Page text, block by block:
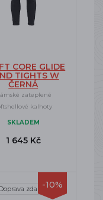
CORE GLIDE
TIGHTS W
ČERNÁ
zateplené
kalhoty
SKLADEM
1 645 Kč
-10%
Doprava zdarma